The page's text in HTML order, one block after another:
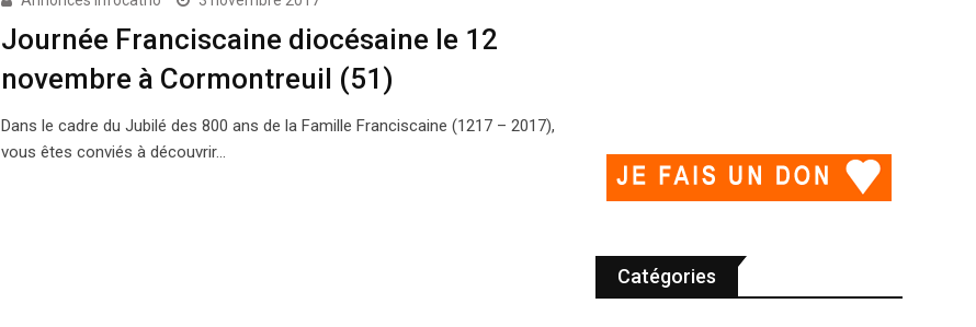
Journée Franciscaine diocésaine le 12
novembre à Cormontreuil (51)
Dans le cadre du Jubilé des 800 ans de la Famille Franciscaine (1217 – 2017),
vous êtes conviés à découvrir…
Catégories